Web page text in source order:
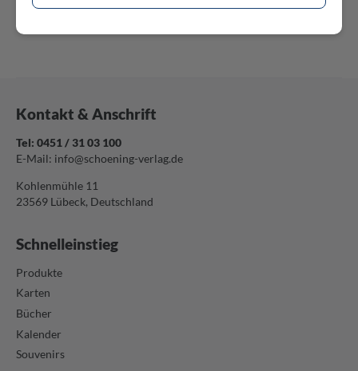
Kontakt & Anschrift
Tel: 0451 / 31 03 100
E-Mail: info@schoening-verlag.de
Kohlenmühle 11
23569 Lübeck, Deutschland
Schnelleinstieg
Produkte
Karten
Bücher
Kalender
Souvenirs